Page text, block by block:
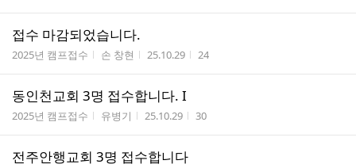
접수 마감되었습니다.
게시판명
2025년 캠프접수 작성자
손 창현 작성시간
25.10.29 조회수
24
동인천교회 3명 접수합니다. I
게시판명
2025년 캠프접수 작성자
유병기 작성시간
25.10.29 조회수
30
전주안행교회 3명 접수합니다